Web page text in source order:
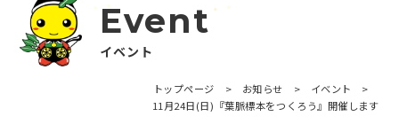
Event
イベント
トップページ > お知らせ > イベント
>
11月24日(日)『葉脈標本をつくろう』開催します